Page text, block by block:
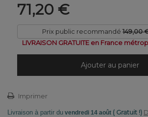
71,20 €
Prix public recommandé 149,00
LIVRAISON GRATUITE en France
Ajouter au panier
Imprimer
Livraison à partir du vendredi 14 août ( Gratuit !)